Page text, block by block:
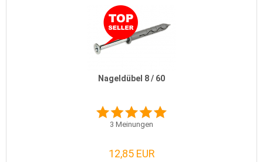
Nageldübel 8 / 60
3 Meinungen
12,85 EUR